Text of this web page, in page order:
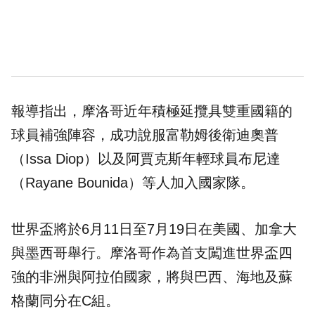
報導指出，摩洛哥近年積極延攬具雙重國籍的
球員補強陣容，成功說服富勒姆後衛迪奧普
（Issa Diop）以及阿賈克斯年輕球員布尼達
（Rayane Bounida）等人加入國家隊。
世界盃將於6月11日至7月19日在美國、加拿大
與墨西哥舉行。摩洛哥作為首支闖進世界盃四
強的非洲與阿拉伯國家，將與巴西、海地及蘇
格蘭同分在C組。